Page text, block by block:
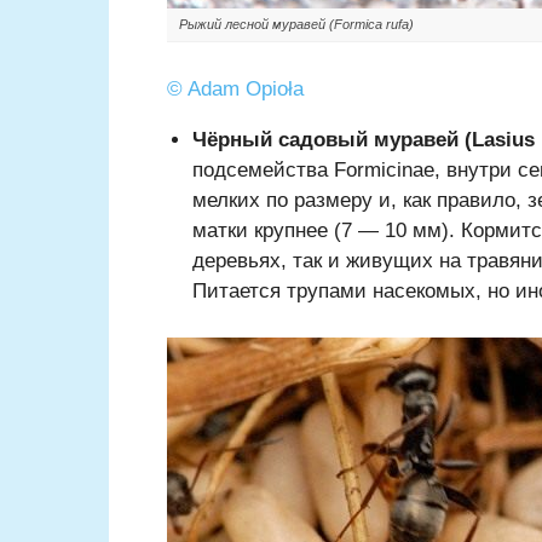
Рыжий лесной муравей (Formica rufa)
© Adam Opioła
Чёрный садовый муравей (Lasius
подсемейства Formicinae, внутри
мелких по размеру и, как
матки крупнее (7 — 10 мм).
деревьях, так и живущих на
Питается трупами насекомых, но